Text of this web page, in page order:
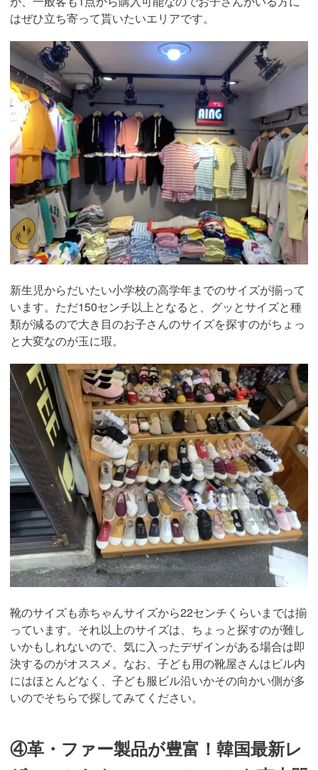
はぜひ立ち寄って貰いたいエリアです。
新生児からだいたい小学校の高学年までのサイズが揃って
います。ただ150センチ以上となると、グッとサイズと種
類が減るので大き目のお子さんのサイズを探すのがちょっ
と大変なのが玉に瑕。
靴のサイズも赤ちゃんサイズから22センチくらいまでは揃
っています。それ以上のサイズは、ちょっと探すのが難し
いかもしれないので、気に入ったデザインがある場合は即
決するのがオススメ。なお、子ども用の靴屋さんはビル内
にはほとんどなく、子ども服ビル沿いかその向かい側が多
いのでそちらで探してみてください。
④革・ファー製品が豊富！韓国最新レ